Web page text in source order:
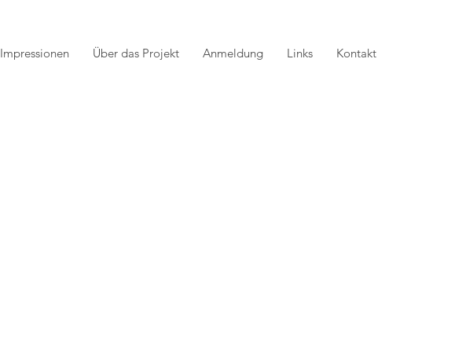
Impressionen Über das Projekt Anmeldung Links Kontakt